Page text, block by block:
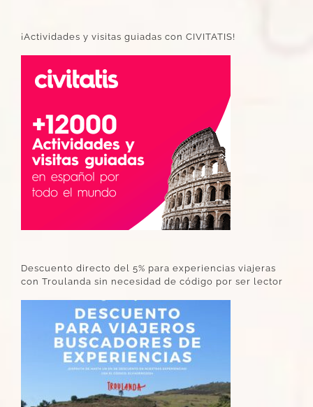
¡Actividades y visitas guiadas con CIVITATIS!
Descuento directo del 5% para experiencias viajeras
con Troulanda sin necesidad de código por ser lector